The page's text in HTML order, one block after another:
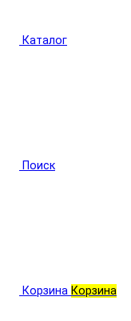
Каталог
Поиск
Корзина Корзина